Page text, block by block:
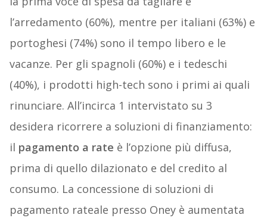
l’arredamento (60%), mentre per italiani (63%) e
portoghesi (74%) sono il tempo libero e le
vacanze. Per gli spagnoli (60%) e i tedeschi
(40%), i prodotti high-tech sono i primi ai quali
rinunciare. All’incirca 1 intervistato su 3
desidera ricorrere a soluzioni di finanziamento:
il pagamento a rate è l’opzione più diffusa,
prima di quello dilazionato e del credito al
consumo. La concessione di soluzioni di
pagamento rateale presso Oney è aumentata